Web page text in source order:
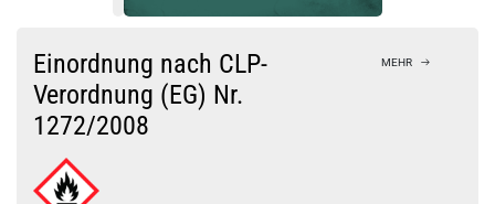
Check das mal!
Dr. Frost Mango Pineapple Ice – Arctic Edition Aroma
Du willst Kröten sparen?
Schau mal hier!
Einordnung nach CLP-
Verordnung (EG) Nr.
1272/2008
MEHR